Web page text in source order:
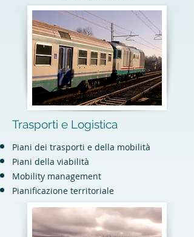
Trasporti e Logistica
Piani dei trasporti e della mobilità
Piani della viabilità
Mobility management
Pianificazione territoriale